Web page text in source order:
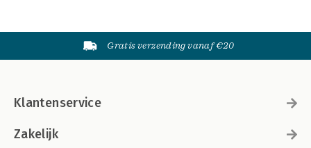
Gratis verzending vanaf €20
Klantenservice
Zakelijk